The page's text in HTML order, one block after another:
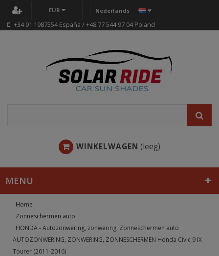
EUR Nederlands
+34 91 1987554 España / +48 77 544 97 04 Poland
WINKELWAGEN (leeg)
MENU
Home
Zonneschermen auto
HONDA - Autozonwering, zonwering, Zonneschermen auto
AUTOZONWERING, ZONWERING, ZONNESCHERMEN Honda Civic 9 IX
Tourer (2011-2016)